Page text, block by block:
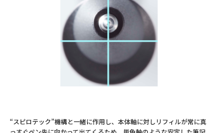
“スピロテック”機構と一緒に作用し、本体軸に対しリフィルが常に真